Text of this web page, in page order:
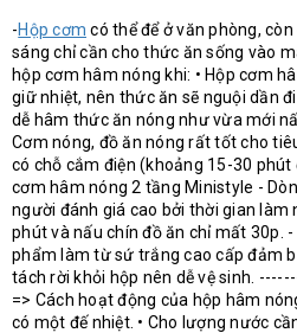
-Hộp cơm có thể để ở văn phòng,
sáng chỉ cần cho thức ăn sống vào
hộp cơm hâm nóng khi: • Hộp cơm
giữ nhiệt, nên thức ăn sẽ nguội dần
dễ hâm thức ăn nóng như vừa mới
Cơm nóng, đồ ăn nóng rất tốt cho
có chỗ cắm điện (khoảng 15-30
cơm hâm nóng 2 tầng Ministyle -
người đánh giá cao bởi thời gian làm
phút và nấu chín đồ ăn chỉ mất 30p.
phẩm làm từ sứ trắng cao cấp đảm
tách rời khỏi hộp nên dễ vệ sinh.
=> Cách hoạt động của hộp hâm
có một đế nhiệt. • Cho lượng nước